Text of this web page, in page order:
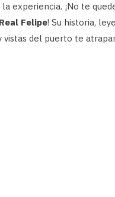
experiencia. ¡No te
Felipe! Su historia,
vistas del puerto te